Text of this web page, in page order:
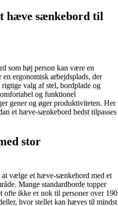
hæve sænkebord til
som høj person kan være en
ergonomisk arbejdsplads, der
valg af stel, bordplade og
og funktionel
gener og øger produktiviteten. Her
et hæve-sænkebord bedst tilpasses
stor
at vælge et hæve-sænkebord med et
Mange standardborde topper
ikke er nok til personer over 190
hvor stellet kan hæves til mindst